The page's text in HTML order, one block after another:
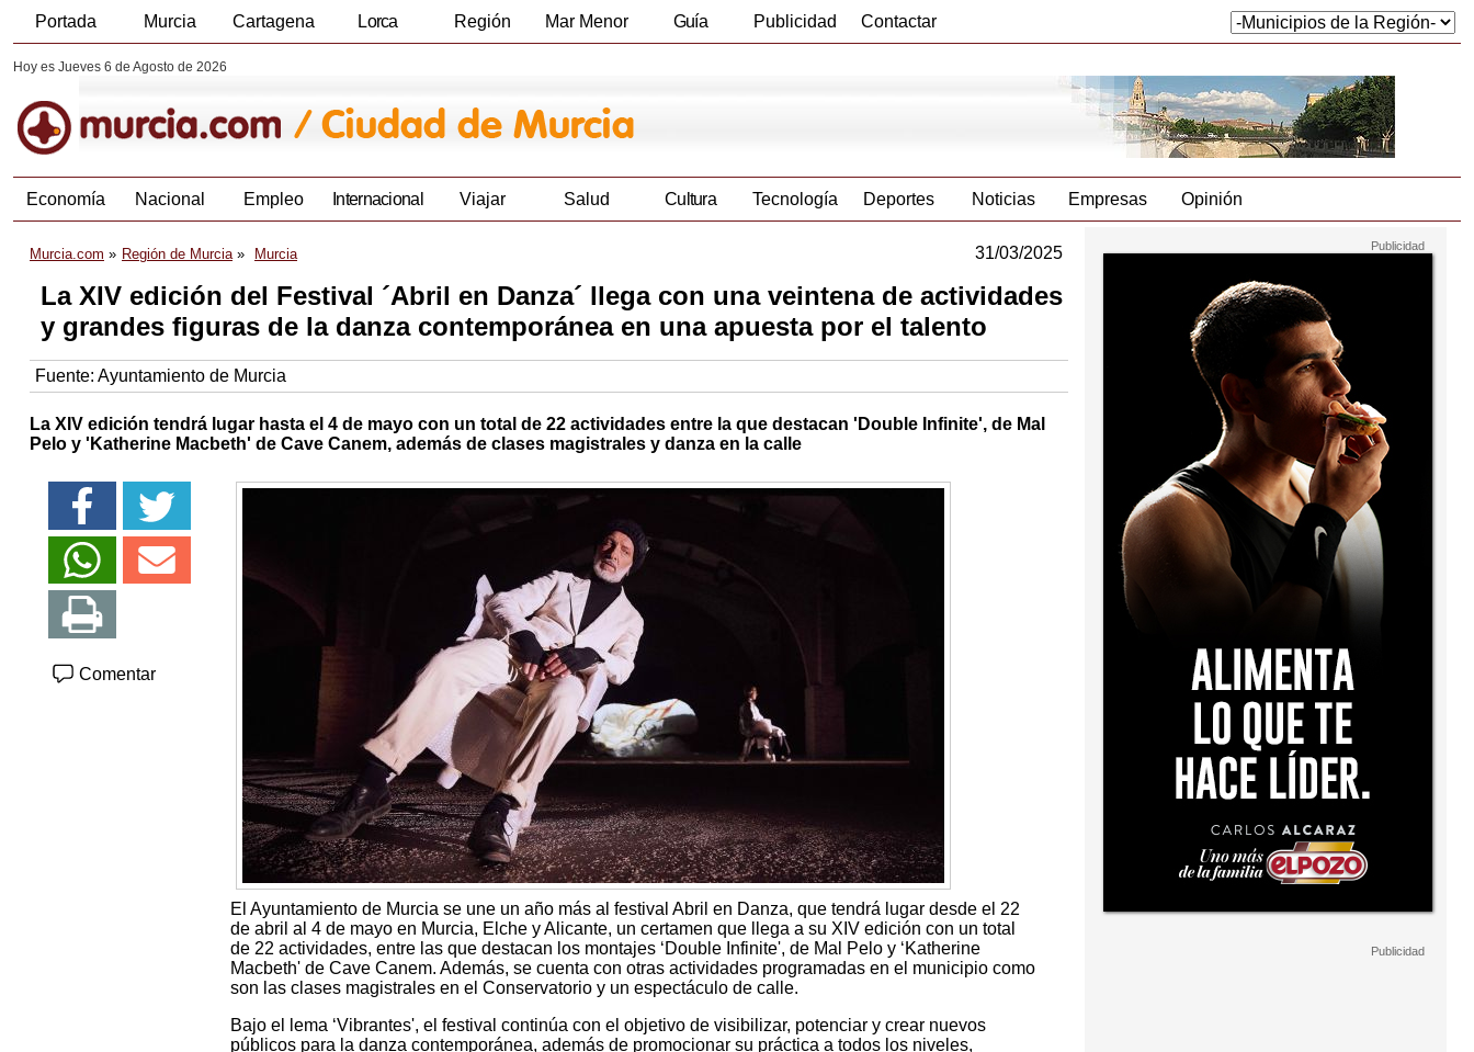
Portada Murcia Cartagena Lorca Región Mar Menor Guía Publicidad Contactar
Hoy es Jueves 6 de Agosto de 2026
Economía Nacional Empleo Internacional Viajar Salud Cultura Tecnología Deportes Noticias Empresas Opinión
Murcia.com Región de Murcia Murcia 31/03/2025
La XIV edición del Festival ´Abril en Danza´ llega con una veintena de actividades
y grandes figuras de la danza contemporánea en una apuesta por el talento
Fuente: Ayuntamiento de Murcia
La XIV edición tendrá lugar hasta el 4 de mayo con un total de 22 actividades entre la que destacan 'Double Infinite', de Mal
Pelo y 'Katherine Macbeth' de Cave Canem, además de clases magistrales y danza en la calle
Comentar
El Ayuntamiento de Murcia se une un año más al festival Abril en Danza, que tendrá lugar desde el 22
de abril al 4 de mayo en Murcia, Elche y Alicante, un certamen que llega a su XIV edición con un total
de 22 actividades, entre las que destacan los montajes ‘Double Infinite', de Mal Pelo y ‘Katherine
Macbeth' de Cave Canem. Además, se cuenta con otras actividades programadas en el municipio como
son las clases magistrales en el Conservatorio y un espectáculo de calle.
Bajo el lema ‘Vibrantes', el festival continúa con el objetivo de visibilizar, potenciar y crear nuevos
públicos para la danza contemporánea, además de promocionar su práctica a todos los niveles,